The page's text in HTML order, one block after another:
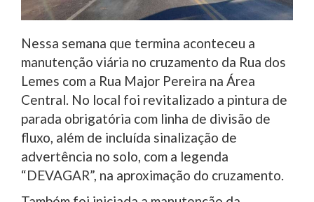
Nessa semana que termina aconteceu a
manutenção viária no cruzamento da Rua dos
Lemes com a Rua Major Pereira na Área
Central. No local foi revitalizado a pintura de
parada obrigatória com linha de divisão de
fluxo, além de incluída sinalização de
advertência no solo, com a legenda
“DEVAGAR”, na aproximação do cruzamento.